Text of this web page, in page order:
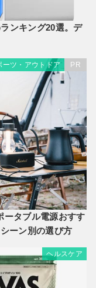
ンキング20選。デ
ーツ・アウトドア PR
ータブル電源おすす
ーン別の選び方
ヘルスケア